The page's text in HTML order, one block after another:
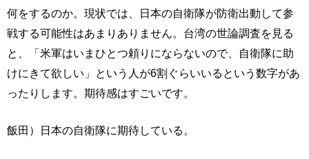
何をするのか。現状では、日本の自衛隊が防衛出動して参
戦する可能性はあまりありません。台湾の世論調査を見る
と、「米軍はいまひとつ頼りにならないので、自衛隊に助
けにきて欲しい」という人が6割ぐらいいるという数字があ
ったりします。期待感はすごいです。
飯田）日本の自衛隊に期待している。